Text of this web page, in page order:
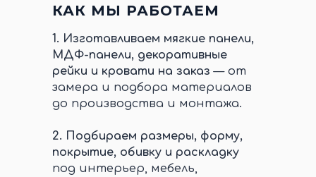
КАК МЫ РАБОТАЕМ
1. Изготавливаем мягкие панели,
МДФ-панели, декоративные
рейки и кровати на заказ — от
замера и подбора материалов
до производства и монтажа.
2. Подбираем размеры, форму,
покрытие, обивку и раскладку
под интерьер, мебель,